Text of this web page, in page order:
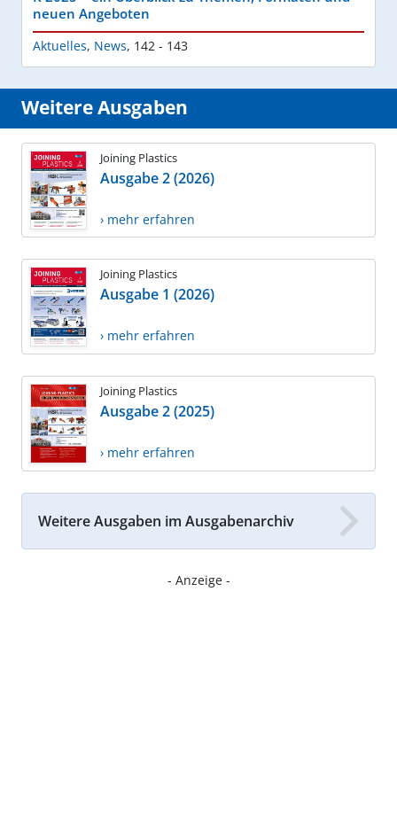
neuen Angeboten
Aktuelles, News, 142 - 143
Weitere Ausgaben
Joining Plastics
Ausgabe 2 (2026)
› mehr erfahren
Joining Plastics
Ausgabe 1 (2026)
› mehr erfahren
Joining Plastics
Ausgabe 2 (2025)
› mehr erfahren
Weitere Ausgaben im Ausgabenarchiv
- Anzeige -